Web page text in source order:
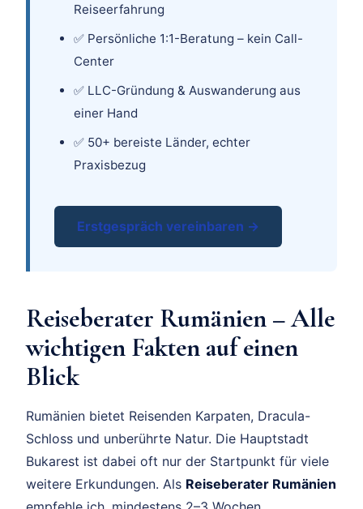
Reiseerfahrung
✅ Persönliche 1:1-Beratung – kein Call-
Center
✅ LLC-Gründung & Auswanderung aus
einer Hand
✅ 50+ bereiste Länder, echter
Praxisbezug
Erstgespräch vereinbaren →
Reiseberater Rumänien – Alle
wichtigen Fakten auf einen
Blick
Rumänien bietet Reisenden Karpaten, Dracula-
Schloss und unberührte Natur. Die Hauptstadt
Bukarest ist dabei oft nur der Startpunkt für viele
weitere Erkundungen. Als Reiseberater Rumänien